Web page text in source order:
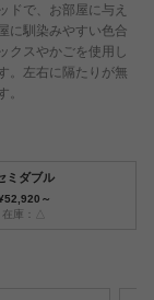
ドで、お部屋に与え
に馴染みやすい色合
クスやかごを使用し
。左右に隔たりが無
。
ミダブル
～
在庫：△